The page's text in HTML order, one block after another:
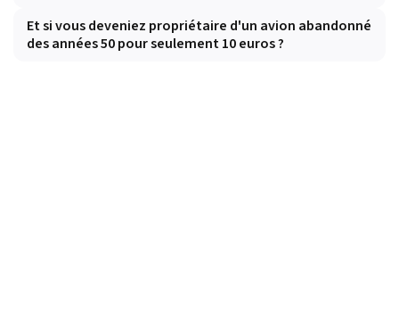
Et si vous deveniez propriétaire d'un avion abandonné
des années 50 pour seulement 10 euros ?